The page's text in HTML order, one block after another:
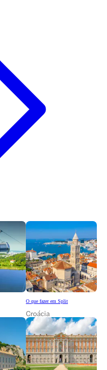
O que fazer em Split
Croácia